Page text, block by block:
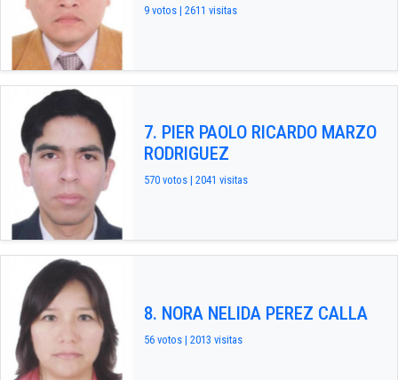
9 votos | 2611 visitas
7. PIER PAOLO RICARDO MARZO
RODRIGUEZ
570 votos | 2041 visitas
8. NORA NELIDA PEREZ CALLA
56 votos | 2013 visitas